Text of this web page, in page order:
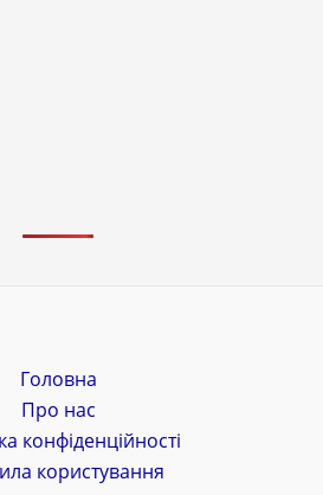
Головна
Про нас
конфіденційності
користування